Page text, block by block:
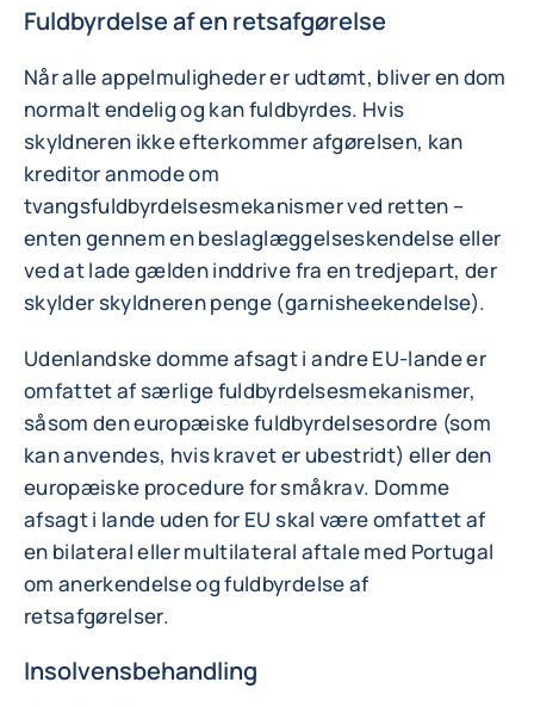
Fuldbyrdelse af en retsafgørelse
Når alle appelmuligheder er udtømt, bliver en dom
normalt endelig og kan fuldbyrdes. Hvis
skyldneren ikke efterkommer afgørelsen, kan
kreditor anmode om
tvangsfuldbyrdelsesmekanismer ved retten –
enten gennem en beslaglæggelseskendelse eller
ved at lade gælden inddrive fra en tredjepart, der
skylder skyldneren penge (garnisheekendelse).
Udenlandske domme afsagt i andre EU-lande er
omfattet af særlige fuldbyrdelsesmekanismer,
såsom den europæiske fuldbyrdelsesordre (som
kan anvendes, hvis kravet er ubestridt) eller den
europæiske procedure for småkrav. Domme
afsagt i lande uden for EU skal være omfattet af
en bilateral eller multilateral aftale med Portugal
om anerkendelse og fuldbyrdelse af
retsafgørelser.
Insolvensbehandling